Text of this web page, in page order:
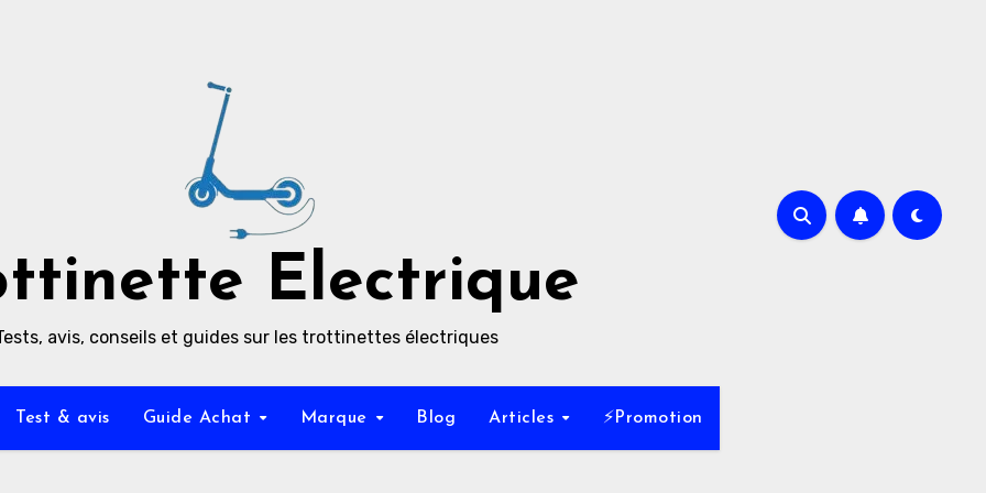
Electrique
avis, conseils et guides sur les trottinettes électriques
Test & avis Guide Achat Marque Blog Articles ⚡Promotion